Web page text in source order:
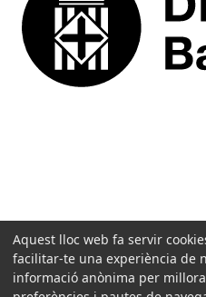
Aquest lloc web fa servir
facilitar-te una experiència de
informació anònima per